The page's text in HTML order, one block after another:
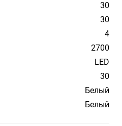
30
30
4
2700
LED
30
Белый
Белый